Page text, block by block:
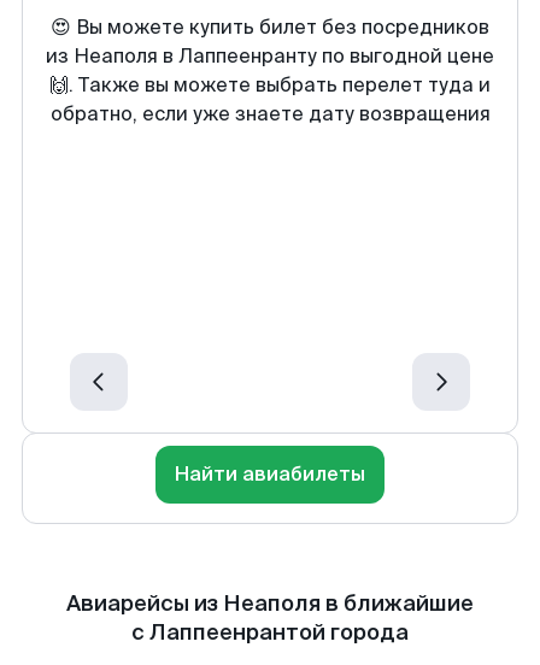
😍 Вы можете купить билет без посредников
из Неаполя в Лаппеенранту по выгодной цене
🙌. Также вы можете выбрать перелет туда и
обратно, если уже знаете дату возвращения
Найти авиабилеты
Авиарейсы из Неаполя в ближайшие
с Лаппеенрантой города